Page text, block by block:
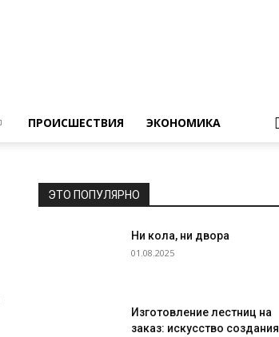
ПРОИСШЕСТВИЯ ЭКОНОМИКА
ЭТО ПОПУЛЯРНО
Ни кола, ни двора
01.08.2025
Изготовление лестниц на
заказ: искусство создания